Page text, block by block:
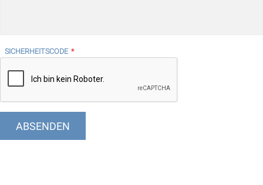
SICHERHEITSCODE *